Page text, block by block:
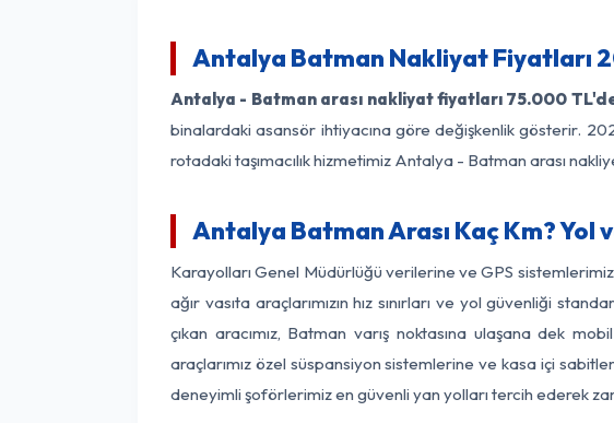
Antalya Batman Nakliyat Fiyatları
Antalya - Batman arası nakliyat fiyatları 75.000
binalardaki asansör ihtiyacına göre değişkenlik gösterir.
rotadaki taşımacılık hizmetimiz Antalya - Batman arası
Antalya Batman Arası Kaç Km? Yol
Karayolları Genel Müdürlüğü verilerine ve GPS
ağır vasıta araçlarımızın hız sınırları ve yol güvenliği
çıkan aracımız, Batman varış noktasına ulaşana dek
araçlarımız özel süspansiyon sistemlerine ve kasa içi
deneyimli şoförlerimiz en güvenli yan yolları tercih ederek